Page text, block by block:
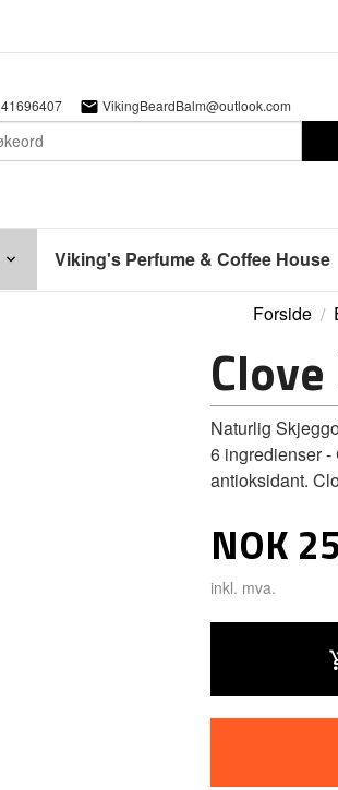
41696407 VikingBeardBalm@outlook.com
Viking's Perfume & Coffee House
Forside
Naturlig
6 ingredienser
antioksidant.
Pris
NOK
inkl. mva.